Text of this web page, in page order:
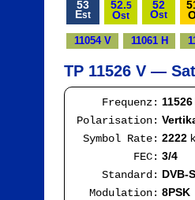
53
Est
52.5
Ost
52
Ost
11054 V 11061 H
TP 11526 V —
Frequenz: 11526
Polarisation:
Symbol Rate: 2222
FEC: 3/4
Standard: DVB-
Modulation: 8PSK